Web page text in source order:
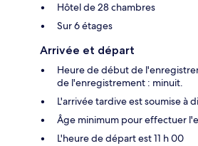
Hôtel de 28 chambres
Sur 6 étages
Arrivée et départ
Heure de début de
de l'enregistrement : minuit.
L'arrivée tardive est soumise à
Âge minimum pour effectuer
L'heure de départ est 11 h 00